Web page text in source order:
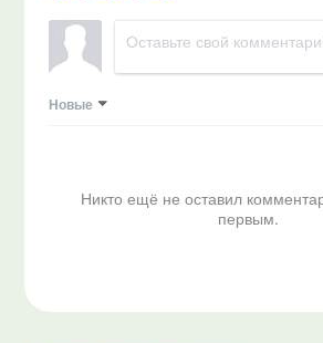
Новые
Никто ещё не оставил
первым.